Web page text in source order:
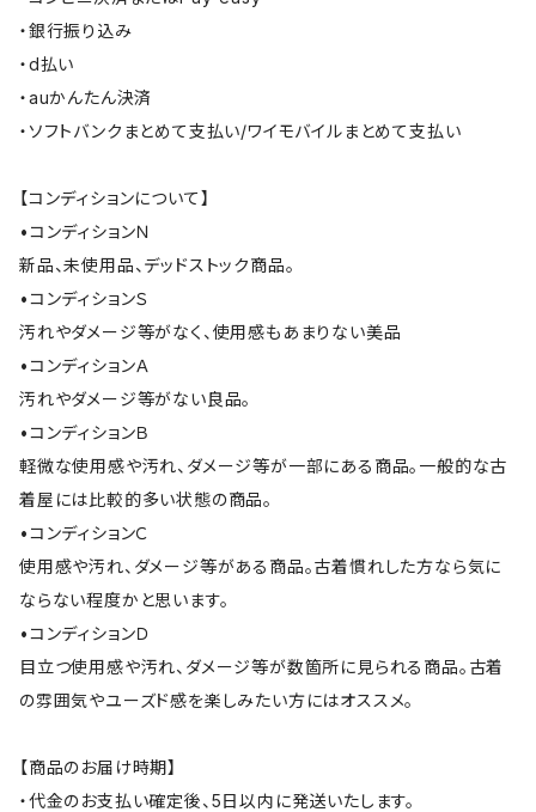
・銀行振り込み
・d払い
・auかんたん決済
・ソフトバンクまとめて支払い/ワイモバイルまとめて支払い
【コンディションについて】
•コンディションＮ
新品、未使用品、デッドストック商品。
•コンディションＳ
汚れやダメージ等がなく、使用感もあまりない美品
•コンディションＡ
汚れやダメージ等がない良品。
•コンディションＢ
軽微な使用感や汚れ、ダメージ等が一部にある商品。一般的な古
着屋には比較的多い状態の商品。
•コンディションＣ
使用感や汚れ、ダメージ等がある商品。古着慣れした方なら気に
ならない程度かと思います。
•コンディションＤ
目立つ使用感や汚れ、ダメージ等が数箇所に見られる商品。古着
の雰囲気やユーズド感を楽しみたい方にはオススメ。
【商品のお届け時期】
・代金のお支払い確定後、5日以内に発送いたします。